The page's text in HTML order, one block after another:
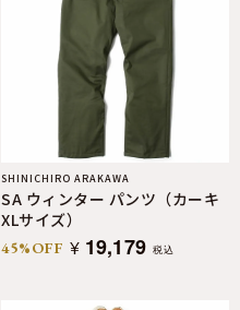
SHINICHIRO ARAKAWA
SA ウィンター パンツ（カーキ
XLサイズ）
45%OFF ¥ 19,179 税込